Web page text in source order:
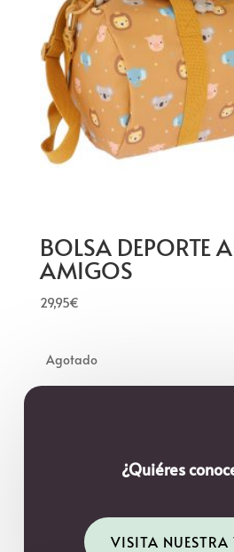
BOLSA DEPORTE
AMIGOS
29,95€
¿Quiéres
VISITA NUESTRA